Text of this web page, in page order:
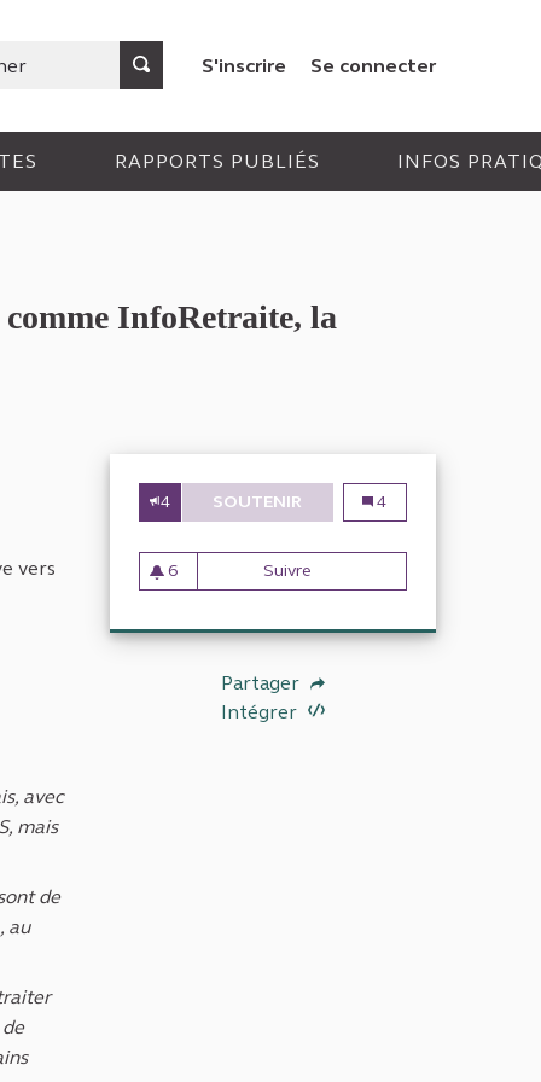
S'inscrire Se connecter
RAPPORTS PUBLIÉS INFOS
InfoRetraite, la
vers
avec
mais
de
au
4 SOUTENIR CONTRÔLER
Contrôler
4
6
6 abonnés
Suivre
Partager
Intégrer